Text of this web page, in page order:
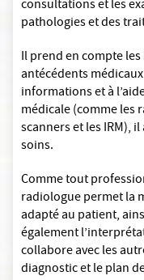
consultations et les
pathologies et des
Il prend en compte
antécédents
informations et à
médicale (comme les
scanners et les IRM),
soins.
Comme tout
radiologue permet la
adapté au patient,
également
collabore avec les
diagnostic et le plan